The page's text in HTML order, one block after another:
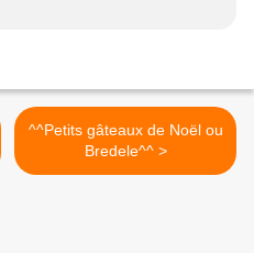
^^Petits gâteaux de Noël ou
Bredele^^ >